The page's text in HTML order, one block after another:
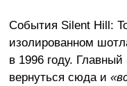
События Silent Hill:
изолированном
в 1996 году.
вернуться сюда и